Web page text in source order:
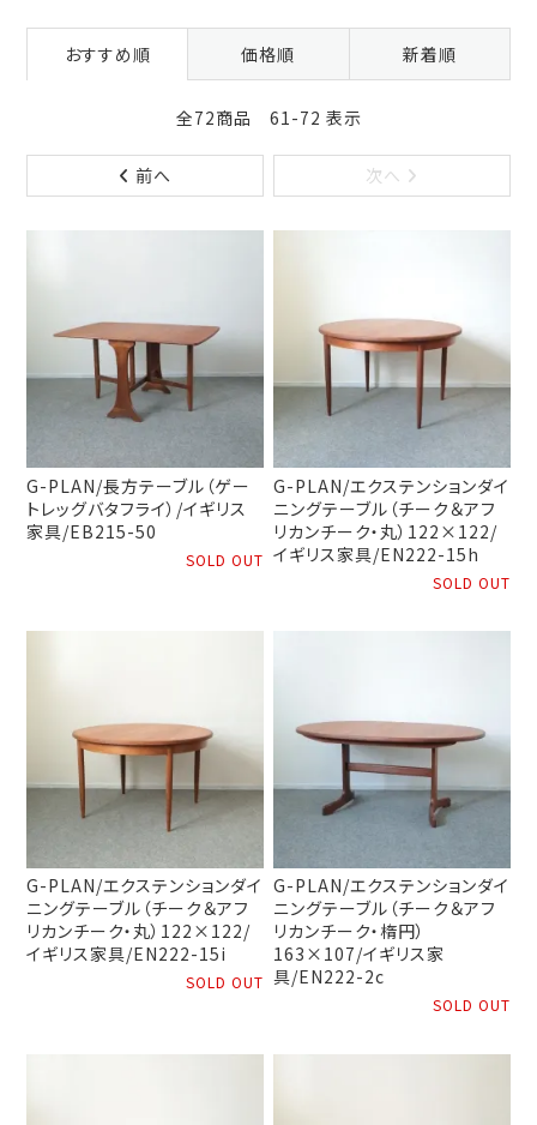
おすすめ順 価格順 新着順
全72商品 61-72 表示
前へ 次へ
G-PLAN/長方テーブル（ゲー
トレッグバタフライ）/イギリス
家具/EB215-50
SOLD OUT
G-PLAN/エクステンションダイ
ニングテーブル（チーク＆アフ
リカンチーク・丸）122×122/
イギリス家具/EN222-15h
SOLD OUT
G-PLAN/エクステンションダイ
ニングテーブル（チーク＆アフ
リカンチーク・丸）122×122/
イギリス家具/EN222-15i
SOLD OUT
G-PLAN/エクステンションダイ
ニングテーブル（チーク＆アフ
リカンチーク・楕円）
163×107/イギリス家
具/EN222-2c
SOLD OUT